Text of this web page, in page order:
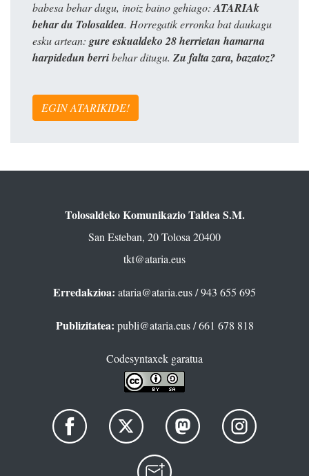
babesa behar dugu, inoiz baino gehiago: ATARIAk
behar du Tolosaldea. Horregatik erronka bat daukagu
esku artean: gure eskualdeko 28 herrietan hamarna
harpidedun berribehar ditugu. Zu falta zara, bazatoz?
EGIN ATARIKIDE!
Tolosaldeko Komunikazio Taldea S.M.
San Esteban, 20 Tolosa 20400
tkt@ataria.eus
Erredakzioa: ataria@ataria.eus/ 943 655 695
Publizitatea: publi@ataria.eus/ 661 678 818
Codesyntaxek garatua